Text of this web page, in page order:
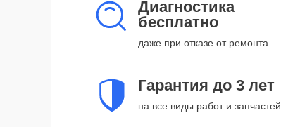
Диагностика
бесплатно
даже при отказе от ремонта
Гарантия до 3 лет
на все виды работ и запчастей